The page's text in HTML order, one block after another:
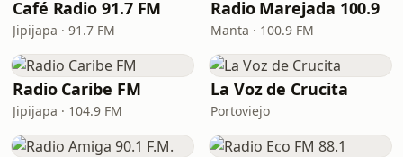
Café Radio 91.7 FM
Jipijapa · 91.7 FM
Radio Marejada 100.9
Manta · 100.9 FM
Radio Caribe FM
Jipijapa · 104.9 FM
La Voz de Crucita
Portoviejo